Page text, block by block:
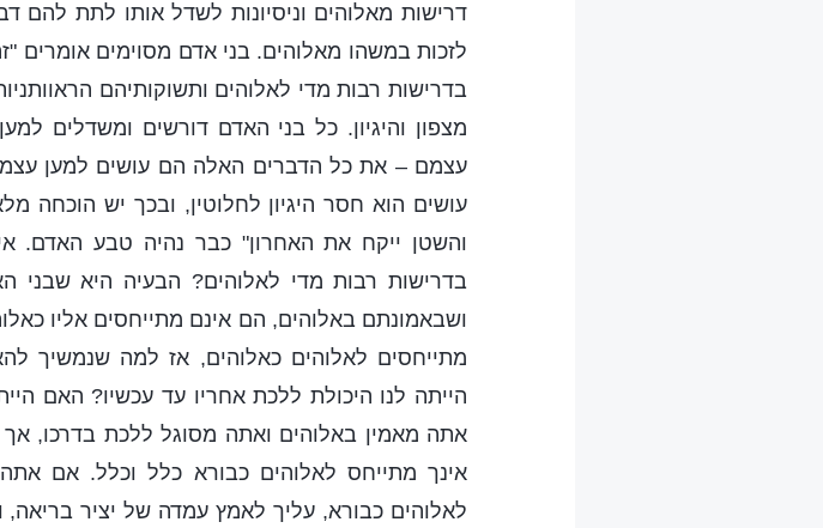
דרישות מאלוהים וניסיונות לשדל אותו לתת להם
לזכות במשהו מאלוהים. בני אדם מסוימים אומרים
בדרישות רבות מדי לאלוהים ותשוקותיהם
מצפון והיגיון. כל בני האדם דורשים ומשדלים
עצמם – את כל הדברים האלה הם עושים למען
עושים הוא חסר היגיון לחלוטין, ובכך יש הוכחה
והשטן ייקח את האחרון" כבר נהיה טבע האדם.
בדרישות רבות מדי לאלוהים? הבעיה היא שבני
ושבאמונתם באלוהים, הם אינם מתייחסים אליו
מתייחסים לאלוהים כאלוהים, אז למה שנמשיך
הייתה לנו היכולת ללכת אחריו עד עכשיו? האם
אתה מאמין באלוהים ואתה מסוגל ללכת בדרכו,
אינך מתייחס לאלוהים כבורא כלל וכלל. אם
לאלוהים כבורא, עליך לאמץ עמדה של יציר